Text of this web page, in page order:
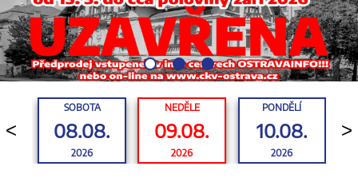
<
SOBOTA
08.08.
2026
NEDĚLE
09.08.
2026
PONDĚLÍ
10.08.
2026
>